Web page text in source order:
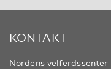
KONTAKT
Nordens velferdssenter